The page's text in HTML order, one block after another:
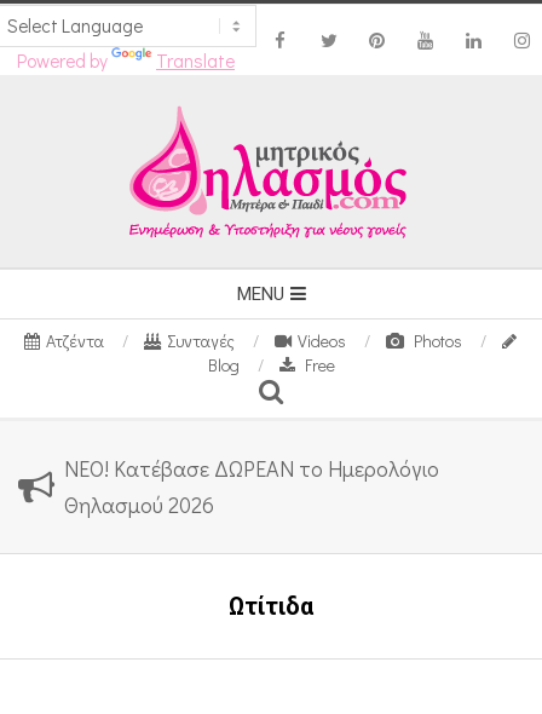
Powered by Translate
Navigation
Menu
MENU
Ατζέντα Συνταγές Videos
Photos
Blog
Free
Search
ΝΕΟ! Κατέβασε ΔΩΡΕΑΝ το Ημερολόγιο
Θηλασμού 2026
Ωτίτιδα